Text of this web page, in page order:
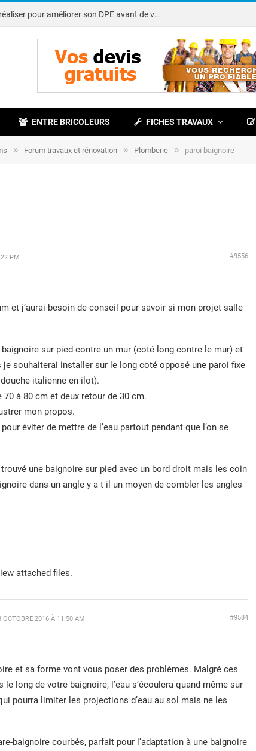
Note DPE : petits travaux à réaliser pour améliorer son DPE avant de vendre
ENTRE BRICOLEURS FICHES TRAVAUX
» Forum travaux et rénovation » Plomberie » paroi baignoire
PM #9556
et j’aurai besoin de conseil pour savoir si mon projet salle
sur pied contre un mur (coté long contre le mur) et
je souhaiterai installer sur le long coté opposé une paroi fixe
italienne en ilot).
70 à 80 cm et deux retour de 30 cm.
mon propos.
éviter de mettre de l’eau partout pendant que l’on se
une baignoire sur pied avec un bord droit mais les coin
dans un angle y a t il un moyen de combler les angles
attached files.
OCTOBRE 2016 À 11:50 AM #9584
et sa forme vont vous poser des problèmes. Malgré ces
long de votre baignoire, l’eau s’écoulera quand même sur
pourra limiter les projections d’eau au sol mais ne les
baignoire courbés, parfait pour l’adaptation à une baignoire